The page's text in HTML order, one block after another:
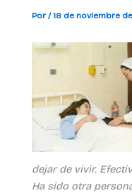
Por /18 de noviembre de
dejar de vivir.
Ha sido otra